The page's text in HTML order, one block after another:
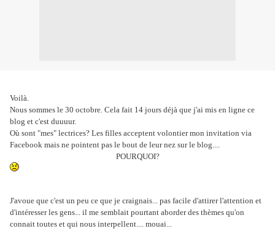
Voilà.
Nous sommes le 30 octobre. Cela fait 14 jours déjà que j'ai mis en ligne ce
blog et c'est duuuur.
Où sont "mes" lectrices? Les filles acceptent volontier mon invitation via
Facebook mais ne pointent pas le bout de leur nez sur le blog....
POURQUOI?
J'avoue que c'est un peu ce que je craignais... pas facile d'attirer l'attention et
d'intéresser les gens... il me semblait pourtant aborder des thèmes qu'on
connait toutes et qui nous interpellent.... mouai...